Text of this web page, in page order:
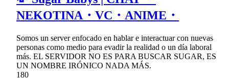
NEKOTINA・VC・ANIME・
Somos un server enfocado en hablar e interactuar con nuevas
personas como medio para evadir la realidad o un día laboral
más. EL SERVIDOR NO ES PARA BUSCAR SUGAR, ES
UN NOMBRE IRÓNICO NADA MÁS.
180